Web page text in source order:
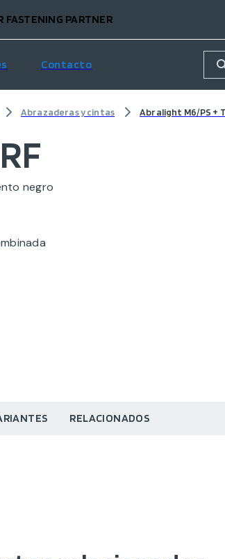
FASTENING PARTNER
Contacto
Abrazaderas y cintas Abralight M6/PS +
negro
RELACIONADOS